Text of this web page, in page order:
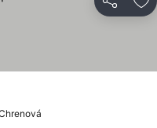
Zdieľať